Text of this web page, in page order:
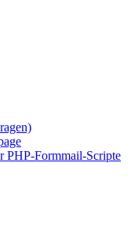
PHP-Formmail-Scripte